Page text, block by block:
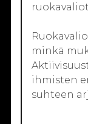
minkä
ihmisten
suhteen